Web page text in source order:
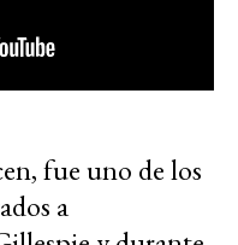
fue uno de los
a